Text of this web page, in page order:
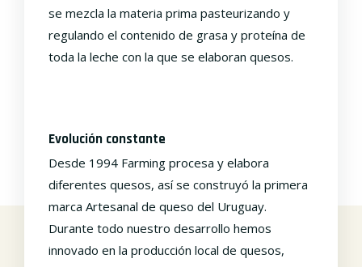
se mezcla la materia prima pasteurizando y
regulando el contenido de grasa y proteína de
toda la leche con la que se elaboran quesos.
Evolución constante
Desde 1994 Farming procesa y elabora
diferentes quesos, así se construyó la primera
marca Artesanal de queso del Uruguay.
Durante todo nuestro desarrollo hemos
innovado en la producción local de quesos,